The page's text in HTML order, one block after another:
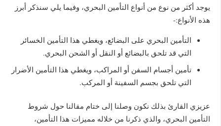
يوجد أكثر من نوع من أنواع التأمين البحري، وفيما يلي سنذكر أبرز
هذه الأنواع:-
التأمين البحري على البضائع، ويغطي هذا التأمين الخسائر
التي قد تلحق بالبضائع أو النقل أو الشحن البحري.
تأمين أجسام السفن أو المراكب، ويغطي هذا التأمين الأضرار
التي تلحق بجسم السفينة أو المركب.
عزيزي القارئ بذلك نكون وصلنا إلى ختام مقالنا حول شروط
التأمين البحري، والذي ذكرنا من خلاله مميزات هذا التأمين،